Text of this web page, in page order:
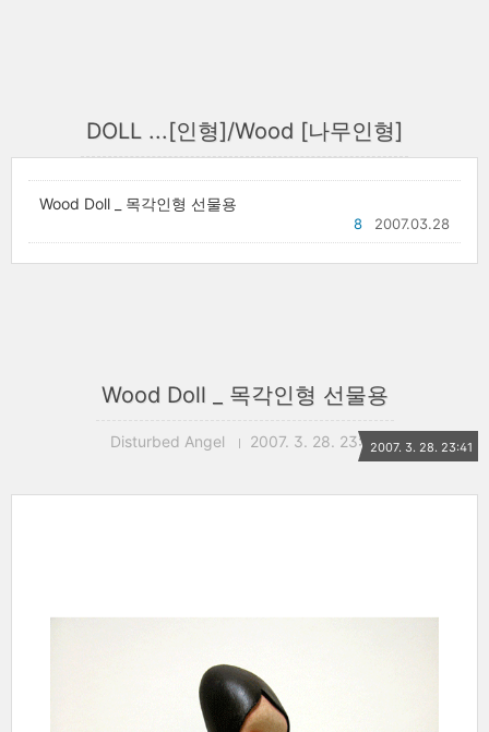
DOLL ...[인형]/Wood [나무인형]
Wood Doll _ 목각인형 선물용
2007.03.28
8
Wood Doll _ 목각인형 선물용
Disturbed Angel 2007. 3. 28. 23:412007. 3. 28. 23:41